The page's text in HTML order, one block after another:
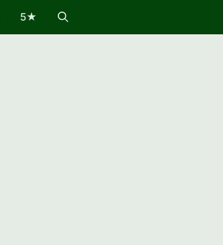
5★